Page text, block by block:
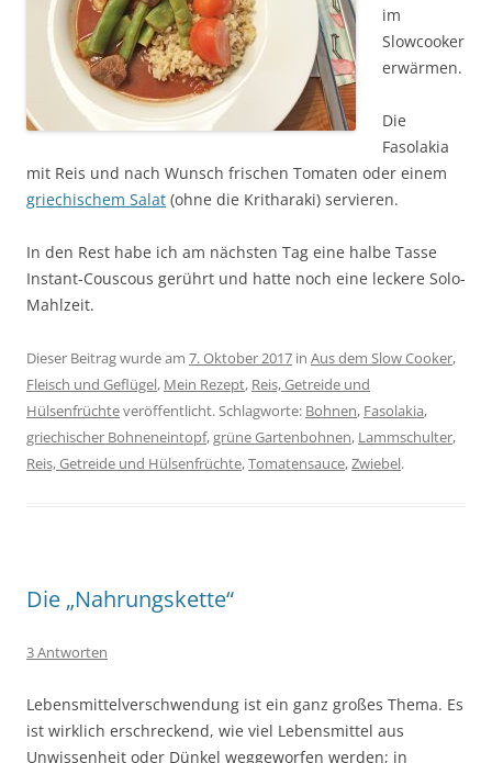
im
Slowcooker
erwärmen.
Die
Fasolakia
mit Reis und nach Wunsch frischen Tomaten oder einem
griechischem Salat (ohne die Kritharaki) servieren.
In den Rest habe ich am nächsten Tag eine halbe Tasse
Instant-Couscous gerührt und hatte noch eine leckere Solo-
Mahlzeit.
Dieser Beitrag wurde am 7. Oktober 2017 in Aus dem Slow Cooker,
Fleisch und Geflügel, Mein Rezept, Reis, Getreide und
Hülsenfrüchteveröffentlicht. Schlagworte: Bohnen, Fasolakia,
griechischer Bohneneintopf,grüne Gartenbohnen, Lammschulter,
Reis, Getreide und Hülsenfrüchte,Tomatensauce,Zwiebel.
Die „Nahrungskette“
3 Antworten
Lebensmittelverschwendung ist ein ganz großes Thema. Es
ist wirklich erschreckend, wie viel Lebensmittel aus
Unwissenheit oder Dünkel weggeworfen werden; in